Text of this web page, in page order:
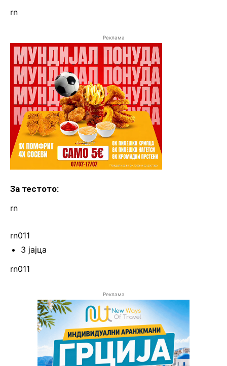
rn
Реклама
За тестото:
rn
rn011
3 јајца
rn011
Реклама